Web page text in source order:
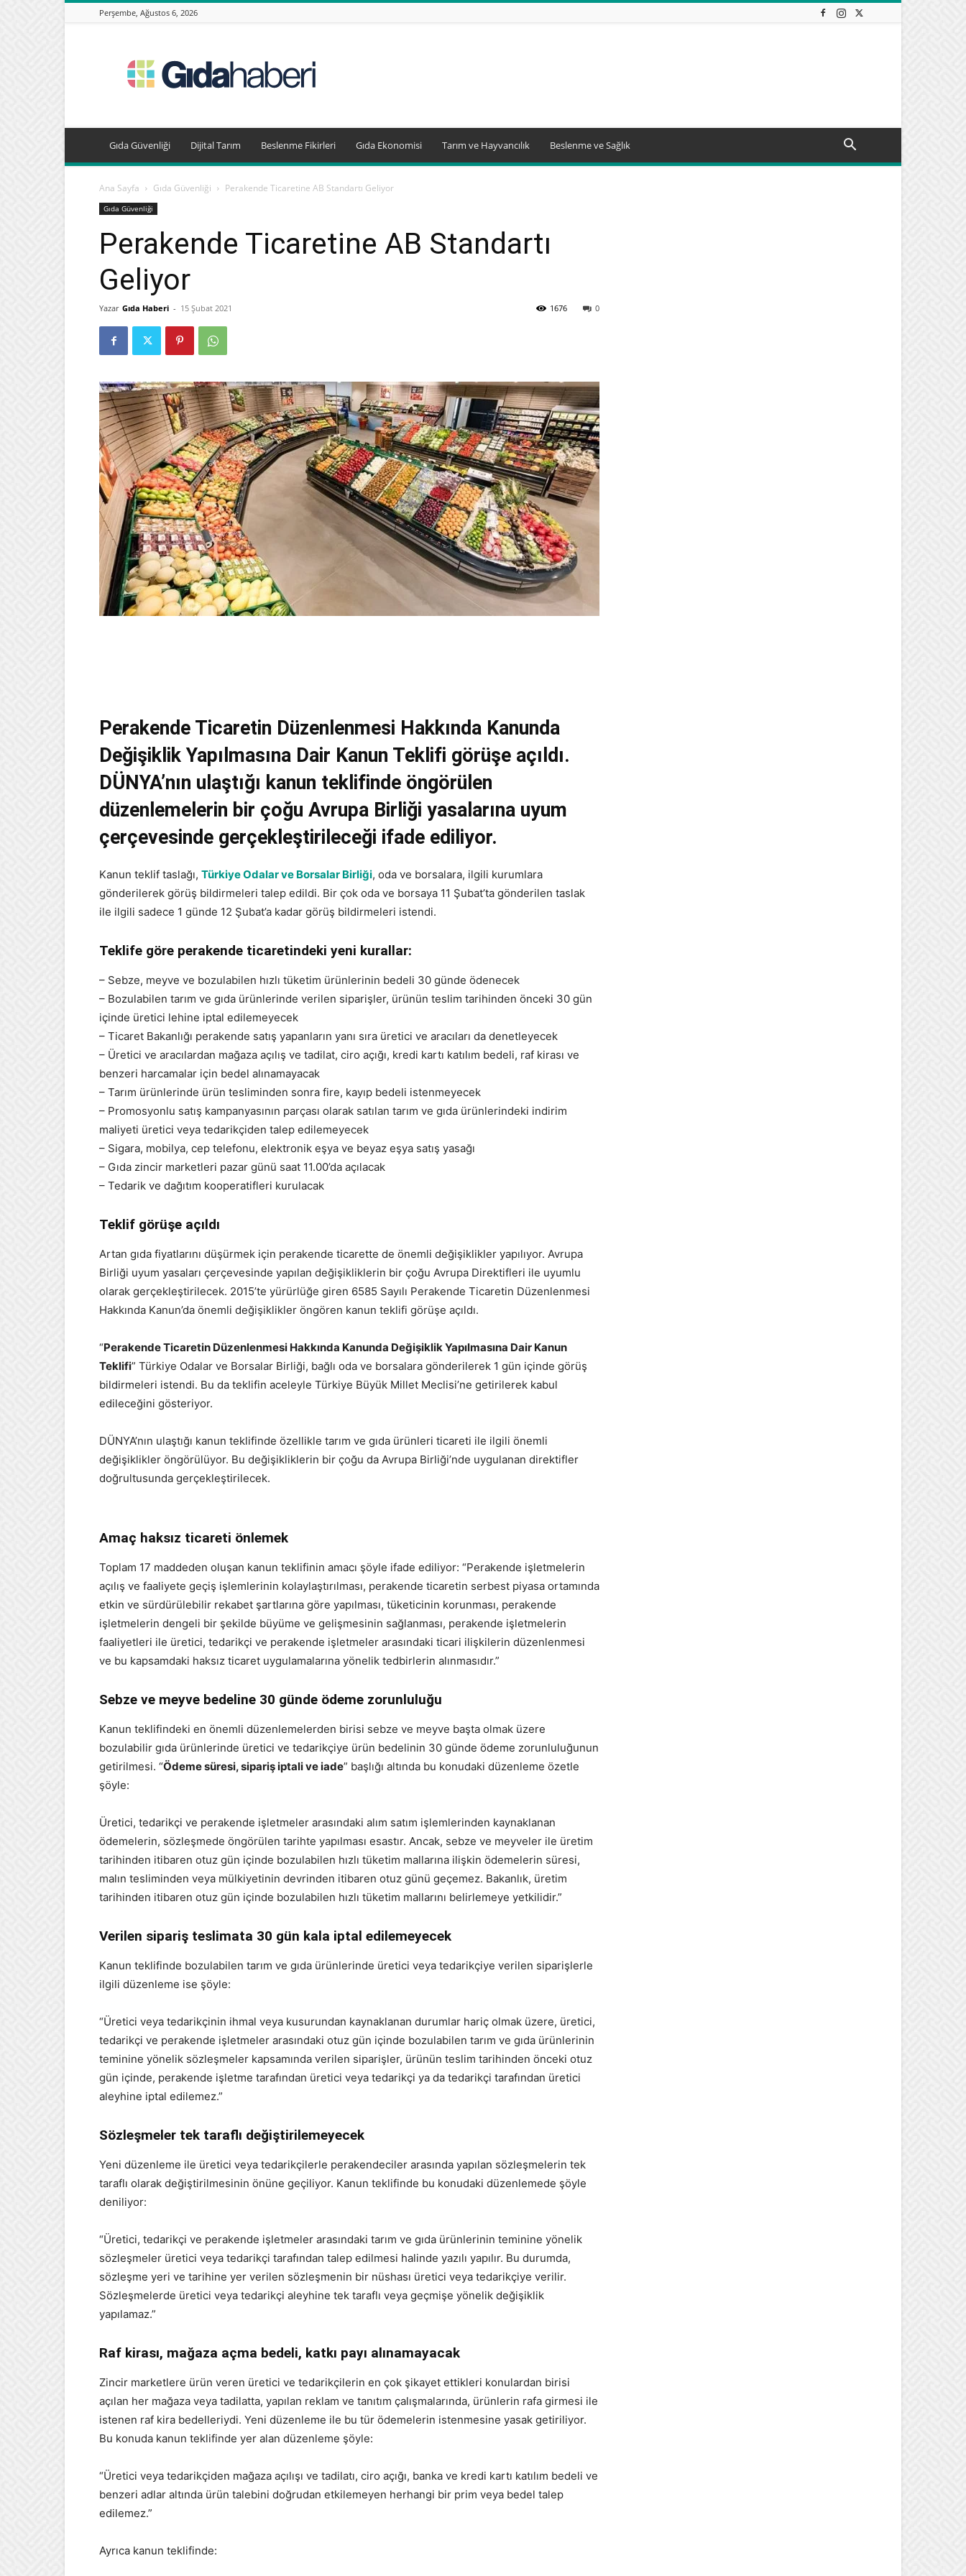
Perşembe, Ağustos 6, 2026
Haberleri,
Beslenme
Gıda Güvenliği Dijital Tarım Beslenme Fikirleri Gıda Ekonomisi Tarım ve Hayvancılık Beslenme ve Sağlık
Ana Sayfa Gıda Güvenliği Perakende Ticaretine AB Standartı Geliyor
Gıda Güvenliği
Perakende Ticaretine AB Standartı
Geliyor
Yazar Gıda Haberi - 15 Şubat 2021 0
1676
Perakende Ticaretin Düzenlenmesi Hakkında Kanunda
Değişiklik Yapılmasına Dair Kanun Teklifi görüşe açıldı.
DÜNYA’nın ulaştığı kanun teklifinde öngörülen
düzenlemelerin bir çoğu Avrupa Birliği yasalarına uyum
çerçevesinde gerçekleştirileceği ifade ediliyor.
Kanun teklif taslağı, Türkiye Odalar ve Borsalar Birliği, oda ve borsalara, ilgili kurumlara
gönderilerek görüş bildirmeleri talep edildi. Bir çok oda ve borsaya 11 Şubat’ta gönderilen taslak
ile ilgili sadece 1 günde 12 Şubat’a kadar görüş bildirmeleri istendi.
Teklife göre perakende ticaretindeki yeni kurallar:
– Sebze, meyve ve bozulabilen hızlı tüketim ürünlerinin bedeli 30 günde ödenecek
– Bozulabilen tarım ve gıda ürünlerinde verilen siparişler, ürünün teslim tarihinden önceki 30 gün
içinde üretici lehine iptal edilemeyecek
– Ticaret Bakanlığı perakende satış yapanların yanı sıra üretici ve aracıları da denetleyecek
– Üretici ve aracılardan mağaza açılış ve tadilat, ciro açığı, kredi kartı katılım bedeli, raf kirası ve
benzeri harcamalar için bedel alınamayacak
– Tarım ürünlerinde ürün tesliminden sonra fire, kayıp bedeli istenmeyecek
– Promosyonlu satış kampanyasının parçası olarak satılan tarım ve gıda ürünlerindeki indirim
maliyeti üretici veya tedarikçiden talep edilemeyecek
– Sigara, mobilya, cep telefonu, elektronik eşya ve beyaz eşya satış yasağı
– Gıda zincir marketleri pazar günü saat 11.00’da açılacak
– Tedarik ve dağıtım kooperatifleri kurulacak
Teklif görüşe açıldı
Artan gıda fiyatlarını düşürmek için perakende ticarette de önemli değişiklikler yapılıyor. Avrupa
Birliği uyum yasaları çerçevesinde yapılan değişikliklerin bir çoğu Avrupa Direktifleri ile uyumlu
olarak gerçekleştirilecek. 2015’te yürürlüğe giren 6585 Sayılı Perakende Ticaretin Düzenlenmesi
Hakkında Kanun’da önemli değişiklikler öngören kanun teklifi görüşe açıldı.
“Perakende Ticaretin Düzenlenmesi Hakkında Kanunda Değişiklik Yapılmasına Dair Kanun
Teklifi” Türkiye Odalar ve Borsalar Birliği, bağlı oda ve borsalara gönderilerek 1 gün içinde görüş
bildirmeleri istendi. Bu da teklifin aceleyle Türkiye Büyük Millet Meclisi’ne getirilerek kabul
edileceğini gösteriyor.
DÜNYA’nın ulaştığı kanun teklifinde özellikle tarım ve gıda ürünleri ticareti ile ilgili önemli
değişiklikler öngörülüyor. Bu değişikliklerin bir çoğu da Avrupa Birliği’nde uygulanan direktifler
doğrultusunda gerçekleştirilecek.
Amaç haksız ticareti önlemek
Toplam 17 maddeden oluşan kanun teklifinin amacı şöyle ifade ediliyor: “Perakende işletmelerin
açılış ve faaliyete geçiş işlemlerinin kolaylaştırılması, perakende ticaretin serbest piyasa ortamında
etkin ve sürdürülebilir rekabet şartlarına göre yapılması, tüketicinin korunması, perakende
işletmelerin dengeli bir şekilde büyüme ve gelişmesinin sağlanması, perakende işletmelerin
faaliyetleri ile üretici, tedarikçi ve perakende işletmeler arasındaki ticari ilişkilerin düzenlenmesi
ve bu kapsamdaki haksız ticaret uygulamalarına yönelik tedbirlerin alınmasıdır.”
Sebze ve meyve bedeline 30 günde ödeme zorunluluğu
Kanun teklifindeki en önemli düzenlemelerden birisi sebze ve meyve başta olmak üzere
bozulabilir gıda ürünlerinde üretici ve tedarikçiye ürün bedelinin 30 günde ödeme zorunluluğunun
getirilmesi. “Ödeme süresi, sipariş iptali ve iade” başlığı altında bu konudaki düzenleme özetle
şöyle:
Üretici, tedarikçi ve perakende işletmeler arasındaki alım satım işlemlerinden kaynaklanan
ödemelerin, sözleşmede öngörülen tarihte yapılması esastır. Ancak, sebze ve meyveler ile üretim
tarihinden itibaren otuz gün içinde bozulabilen hızlı tüketim mallarına ilişkin ödemelerin süresi,
malın tesliminden veya mülkiyetinin devrinden itibaren otuz günü geçemez. Bakanlık, üretim
tarihinden itibaren otuz gün içinde bozulabilen hızlı tüketim mallarını belirlemeye yetkilidir.”
Verilen sipariş teslimata 30 gün kala iptal edilemeyecek
Kanun teklifinde bozulabilen tarım ve gıda ürünlerinde üretici veya tedarikçiye verilen siparişlerle
ilgili düzenleme ise şöyle:
“Üretici veya tedarikçinin ihmal veya kusurundan kaynaklanan durumlar hariç olmak üzere, üretici,
tedarikçi ve perakende işletmeler arasındaki otuz gün içinde bozulabilen tarım ve gıda ürünlerinin
teminine yönelik sözleşmeler kapsamında verilen siparişler, ürünün teslim tarihinden önceki otuz
gün içinde, perakende işletme tarafından üretici veya tedarikçi ya da tedarikçi tarafından üretici
aleyhine iptal edilemez.”
Sözleşmeler tek taraflı değiştirilemeyecek
Yeni düzenleme ile üretici veya tedarikçilerle perakendeciler arasında yapılan sözleşmelerin tek
taraflı olarak değiştirilmesinin önüne geçiliyor. Kanun teklifinde bu konudaki düzenlemede şöyle
deniliyor:
“Üretici, tedarikçi ve perakende işletmeler arasındaki tarım ve gıda ürünlerinin teminine yönelik
sözleşmeler üretici veya tedarikçi tarafından talep edilmesi halinde yazılı yapılır. Bu durumda,
sözleşme yeri ve tarihine yer verilen sözleşmenin bir nüshası üretici veya tedarikçiye verilir.
Sözleşmelerde üretici veya tedarikçi aleyhine tek taraflı veya geçmişe yönelik değişiklik
yapılamaz.”
Raf kirası, mağaza açma bedeli, katkı payı alınamayacak
Zincir marketlere ürün veren üretici ve tedarikçilerin en çok şikayet ettikleri konulardan birisi
açılan her mağaza veya tadilatta, yapılan reklam ve tanıtım çalışmalarında, ürünlerin rafa girmesi ile
istenen raf kira bedelleriydi. Yeni düzenleme ile bu tür ödemelerin istenmesine yasak getiriliyor.
Bu konuda kanun teklifinde yer alan düzenleme şöyle:
“Üretici veya tedarikçiden mağaza açılışı ve tadilatı, ciro açığı, banka ve kredi kartı katılım bedeli ve
benzeri adlar altında ürün talebini doğrudan etkilemeyen herhangi bir prim veya bedel talep
edilemez.”
Ayrıca kanun teklifinde: